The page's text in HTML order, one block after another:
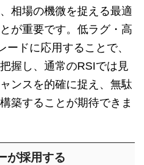
相場の機微を捉える最適
が重要です。低ラグ・高
ドに応用することで、
握し、通常のRSIでは見
ンスを的確に捉え、無駄
築することが期待できま
が採用する